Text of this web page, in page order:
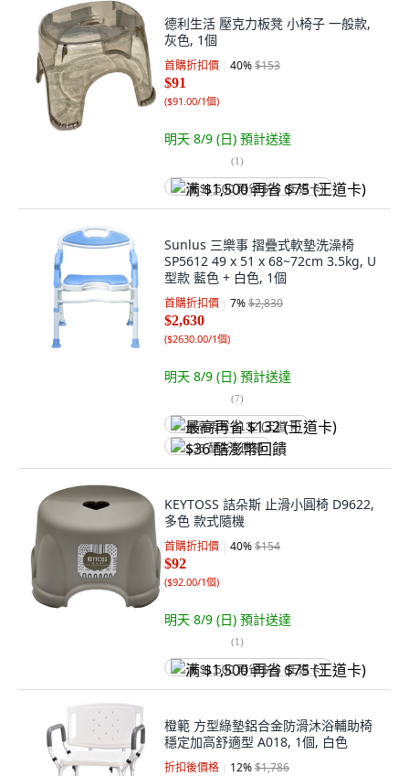
德利生活 壓克力板凳 小椅子 一般款,
灰色, 1個
首購折扣價 40%$153
$91
($91.00/1個)
明天 8/9 (日) 預計送達
(1)
满 $1,500 再省 $75 (王道卡)
Sunlus 三樂事 摺疊式軟墊洗澡椅
SP5612 49 x 51 x 68~72cm 3.5kg, U
型款 藍色 + 白色, 1個
首購折扣價 7%$2,830
$2,630
($2630.00/1個)
明天 8/9 (日) 預計送達
(7)
最高再省 $132 (王道卡)
$36 酷澎幣回饋
KEYTOSS 詰朵斯 止滑小圓椅 D9622,
多色 款式隨機
首購折扣價 40%$154
$92
($92.00/1個)
明天 8/9 (日) 預計送達
(1)
满 $1,500 再省 $75 (王道卡)
橙範 方型綠墊鋁合金防滑沐浴輔助椅
穩定加高舒適型 A018, 1個, 白色
折扣後價格 12%$1,786